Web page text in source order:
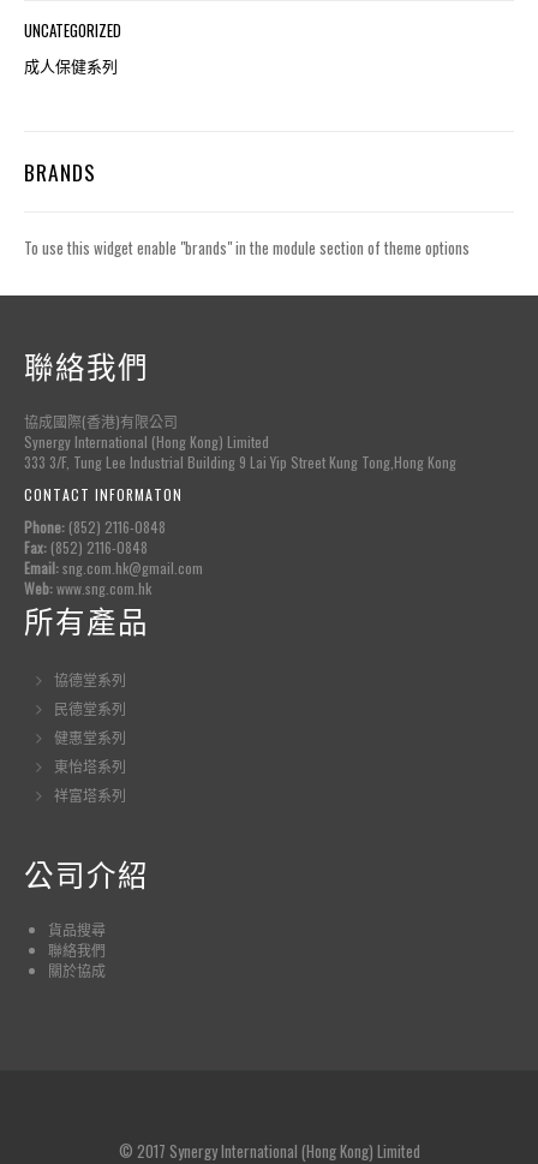
UNCATEGORIZED
成人保健系列
BRANDS
To use this widget enable "brands" in the module section of theme options
聯絡我們
協成國際(香港)有限公司
Synergy International (Hong Kong) Limited
333 3/F, Tung Lee Industrial Building 9 Lai Yip Street Kung Tong,Hong Kong
CONTACT INFORMATON
Phone: (852) 2116-0848
Fax: (852) 2116-0848
Email:sng.com.hk@gmail.com
Web:www.sng.com.hk
所有產品
協德堂系列
民德堂系列
健惠堂系列
東怡塔系列
祥富塔系列
公司介紹
貨品搜尋
聯絡我們
關於協成
© 2017 Synergy International (Hong Kong) Limited